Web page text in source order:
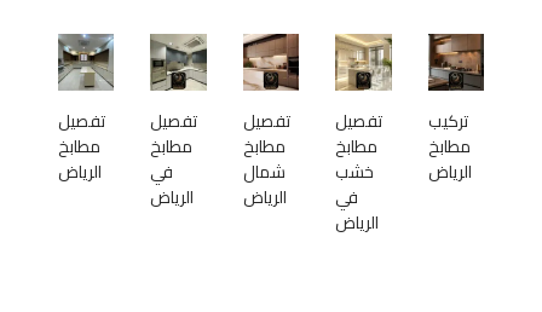
تركيب
مطابخ
الرياض
تفصيل
مطابخ
خشب
في
الرياض
تفصيل
مطابخ
شمال
الرياض
تفصيل
مطابخ
في
الرياض
تفصيل
مطابخ
الرياض